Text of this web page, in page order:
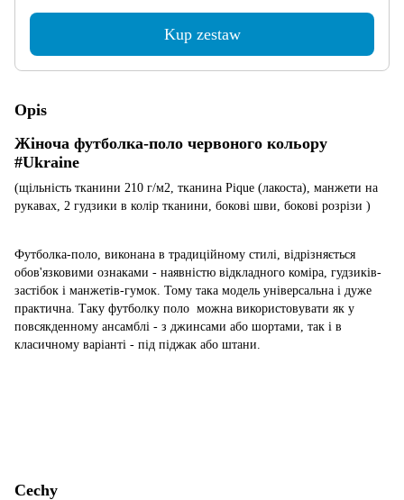
Kup zestaw
Opis
Жіноча футболка-поло червоного кольору
#Ukraine
(щільність тканини 210 г/м2, тканина Pique (лакоста), манжети на
рукавах, 2 гудзики в колір тканини, бокові шви, бокові розрізи )
Футболка-поло, виконана в традиційному стилі, відрізняється
обов'язковими ознаками - наявністю вiдкладного коміра, гудзиків-
застібок і манжетів-гумок. Тому така модель універсальна і дуже
практична. Таку футболку поло можна використовувати як у
повсякденному ансамблі - з джинсами або шортами, так і в
класичному варіанті - під піджак або штани.
Cechy